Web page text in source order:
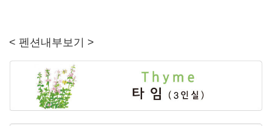
< 펜션내부보기 >